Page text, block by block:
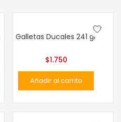
Galletas Ducales 241 gr
$1.750
Añadir al carrito